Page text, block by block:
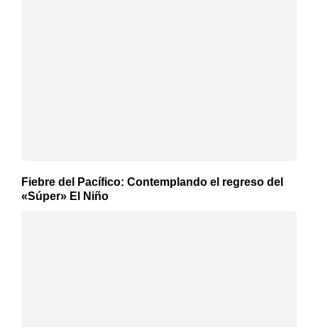
Fiebre del Pacífico: Contemplando el regreso del
«Súper» El Niño